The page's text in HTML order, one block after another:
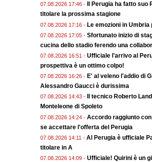
07.08.2026 17:46 -
Il Perugia ha fatto
titolare la prossima stagione
07.08.2026 17:16 - Le emozioni in Umbria
07.08.2026 17:05 - Sfortunato inizio di
cucina dello stadio ferendo una
07.08.2026 16:51 - Ufficiale l'arrivo al
prospettiva è un ottimo colpo!
07.08.2026 16:26 - E' al veleno l'addio di
Alessandro Gaucci è durissima
07.08.2026 14:43 -
Il tecnico Roberto
Monteleone di Spoleto
07.08.2026 14:24 - Accordo raggiunto
se accettare l'offerta del Perugia
07.08.2026 14:11 - Al Perugia è ufficiale
titolare in A
07.08.2026 14:09 - Ufficiale! Quirini è un